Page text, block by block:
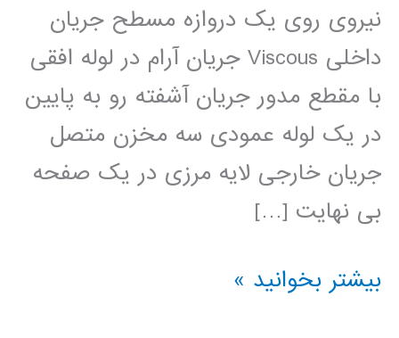
نیروی روی یک دروازه مسطح جریان
داخلی Viscous جریان آرام در لوله افقی
با مقطع مدور جریان آشفته رو به پایین
در یک لوله عمودی سه مخزن متصل
جریان خارجی لایه مرزی در یک صفحه
بی نهایت […]
مکانیک
بیشتر بخوانید »